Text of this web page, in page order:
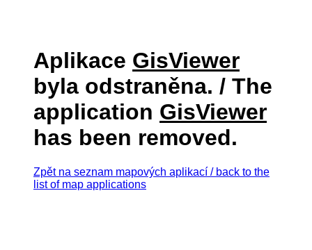
Aplikace GisViewer
byla odstraněna. / The
application GisViewer
has been removed.
Zpět na seznam mapových aplikací / back to the
list of map applications